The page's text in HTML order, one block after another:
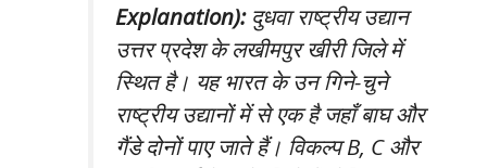
Explanation):दुधवा राष्ट्रीय उद्यान
उत्तर प्रदेश के लखीमपुर खीरी जिले में
स्थित है। यह भारत के उन गिने-चुने
राष्ट्रीय उद्यानों में से एक है जहाँ बाघ और
गैंडे दोनों पाए जाते हैं। विकल्प B, C और